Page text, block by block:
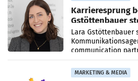
Karrieresprung
Gstöttenbauer
auf
Lara Gstöttenbauer
communication
Die 27-jährige
und Kunden in den
MARKETING & MEDIA